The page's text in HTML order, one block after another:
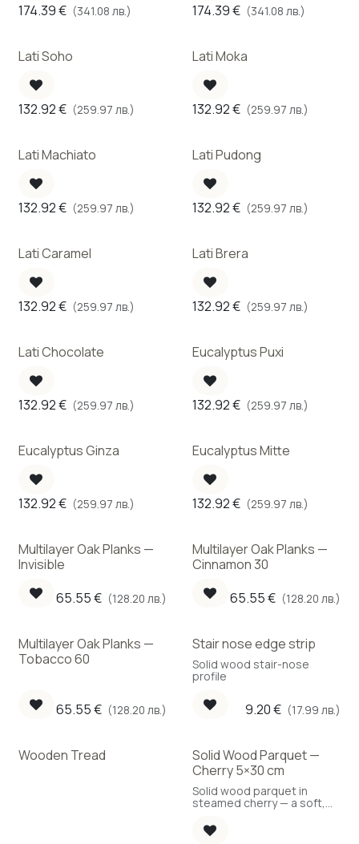
174.39€ (341.08 лв.) 174.39€ (341.08 лв.)
Lati Soho
132.92€ (259.97 лв.)
Lati Moka
132.92€ (259.97 лв.)
Lati Machiato
132.92€ (259.97 лв.)
Lati Pudong
132.92€ (259.97 лв.)
Lati Caramel
132.92€ (259.97 лв.)
Lati Brera
132.92€ (259.97 лв.)
Lati Chocolate
132.92€ (259.97 лв.)
Eucalyptus Puxi
132.92€ (259.97 лв.)
Eucalyptus Ginza
132.92€ (259.97 лв.)
Eucalyptus Mitte
132.92€ (259.97 лв.)
Multilayer Oak Planks —
Invisible
65.55€ (128.20 лв.)
Multilayer Oak Planks —
Cinnamon 30
65.55€ (128.20 лв.)
Multilayer Oak Planks —
Tobacco 60
65.55€ (128.20 лв.)
Stair nose edge strip
Solid wood stair-nose
profile
9.20€ (17.99 лв.)
Wooden Tread -50%
Solid Wood Parquet —
Cherry 5×30 cm
Solid wood parquet in
steamed cherry — a soft,
reddish-golden tone.